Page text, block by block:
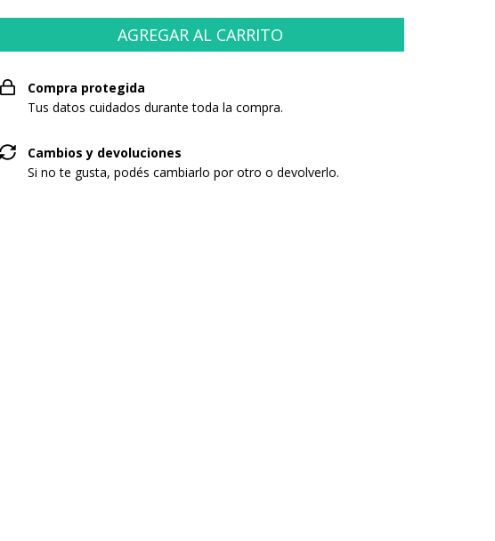
Compra protegida
Tus datos cuidados durante toda la compra.
Cambios y devoluciones
Si no te gusta, podés cambiarlo por otro o devolverlo.